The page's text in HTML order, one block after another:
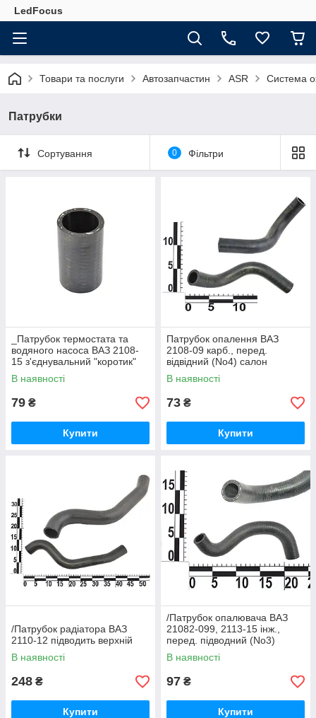
LedFocus
Товари та послуги Автозапчастин ASR Система
Патрубки
Сортування 0 Фільтри
_Патрубок термостата та
водяного насоса ВАЗ 2108-
15 з'єднувальний "коротик"
В наявності
79 ₴
Купити
Патрубок опалення ВАЗ
2108-09 карб., перед.
відвідний (No4) салон
В наявності
73 ₴
Купити
/Патрубок радіатора ВАЗ
2110-12 підводить верхній
В наявності
248 ₴
Купити
/Патрубок опалювача ВАЗ
21082-099, 2113-15 інж.,
перед. підводний (No3)
салон, армований
В наявності
97 ₴
Купити